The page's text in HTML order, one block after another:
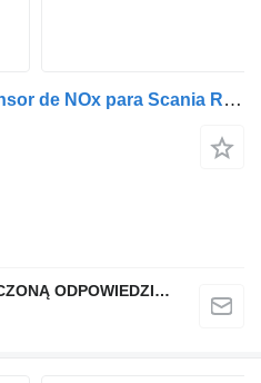
Siemens NOX 1782596 sensor de NOx para Scania R cabeza tractora
QINDITO SPÓŁKA Z OGRANICZONĄ ODPOWIEDZIALNOŚCIĄ